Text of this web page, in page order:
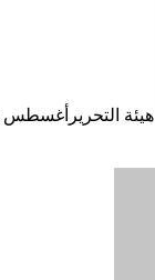
هيئة التحرير أغسطس 19, 2020